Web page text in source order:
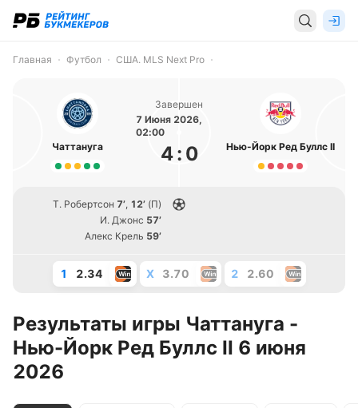
Главная Футбол США. MLS Next Pro
Чаттануга
Завершен
7 Июня 2026,
02:00
4: 0 Нью-Йорк Ред Буллс II
Т. Робертсон 7’, 12’ (П)
И. Джонс 57’
Алекс Крель 59’
1 2.34 X 3.70 2 2.60
Результаты игры Чаттануга -
Нью-Йорк Ред Буллс II 6 июня
2026